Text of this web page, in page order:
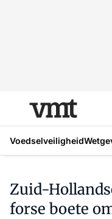
Voedselveiligheid
Zuid-
forse boete